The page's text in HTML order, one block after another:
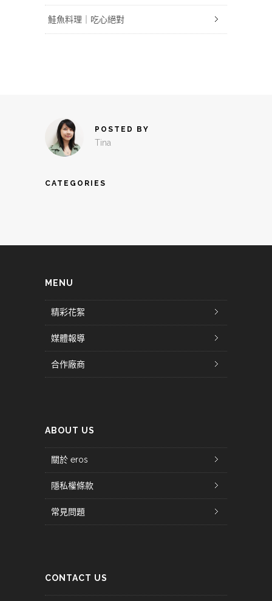
鮭魚料理｜吃心絕對
POSTED BY
Tina
CATEGORIES
MENU
精彩花絮
媒體報導
合作廠商
ABOUT US
關於 eros
隱私權條款
常見問題
CONTACT US